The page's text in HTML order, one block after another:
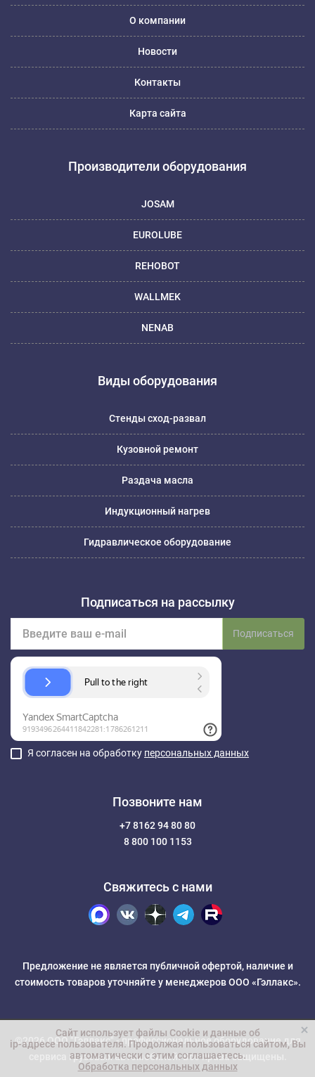
О компании
Новости
Контакты
Карта сайта
Производители оборудования
JOSAM
EUROLUBE
REHOBOT
WALLMEK
NENAB
Виды оборудования
Стенды сход-развал
Кузовной ремонт
Раздача масла
Индукционный нагрев
Гидравлическое оборудование
Подписаться на рассылку
Подписаться
Я согласен на обработку персональных данных
Позвоните нам
+7 8162 94 80 80
8 800 100 1153
Свяжитесь с нами
Предложение не является публичной офертой, наличие и
стоимость товаров уточняйте у менеджеров ООО «Гэллакс».
©2026 ООО "Гэллакс" -профессиональное оборудование для
сервиса грузовых автомобилей. Все права защищены.
Сайт использует файлы Cookie и данные об
ip-адресе пользователя. Продолжая пользоваться сайтом, Вы
автоматически с этим соглашаетесь.
Обработка персональных данных